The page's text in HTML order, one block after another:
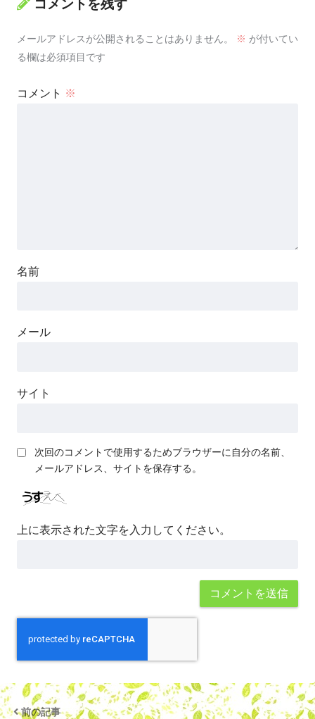
コメントを残す
メールアドレスが公開されることはありません。 ※ が付いてい
る欄は必須項目です
コメント ※
名前
メール
サイト
次回のコメントで使用するためブラウザーに自分の名前、
メールアドレス、サイトを保存する。
上に表示された文字を入力してください。
前の記事